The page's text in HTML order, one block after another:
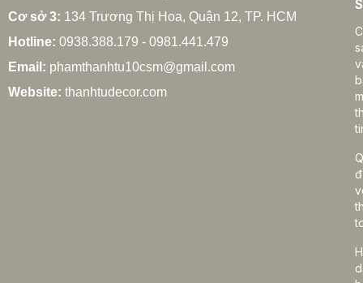
Cách chọn rèm cửa gia đình hợp phong thủy
27/02/2026
Cơ sở 3: 134 Trương Thị Hoa, Quận 12, TP. HCM
Hotline: 0938.388.179 - 0981.441.479
Email: phamthanhtu10csm@gmail.com
Website: thanhtudecor.com